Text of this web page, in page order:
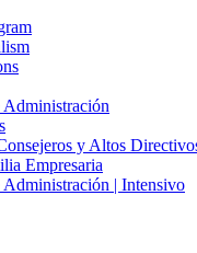
Administración
y Altos
Empresaria
Administración | Intensivo